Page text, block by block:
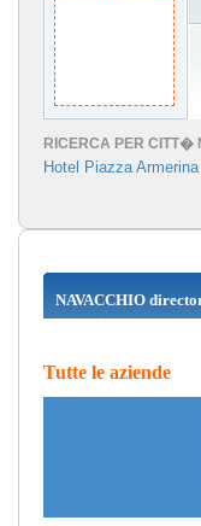
RICERCA PER CITT�
Hotel Piazza Armerina
NAVACCHIO
Tutte le aziende